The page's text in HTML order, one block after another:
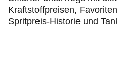
Kraftstoffpreisen,
Spritpreis-Historie und